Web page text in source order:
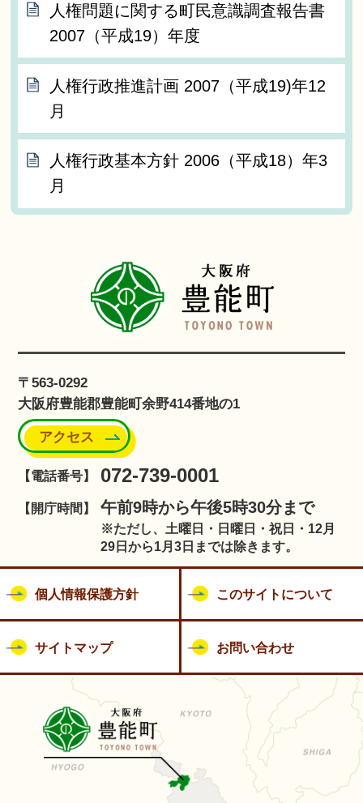
人権問題に関する町民意識調査報告書
2007（平成19）年度
人権行政推進計画 2007（平成19)年12
月
人権行政基本方針 2006（平成18）年3
月
〒563-0292
大阪府豊能郡豊能町余野414番地の1
アクセス
【電話番号】 072-739-0001
【開庁時間】 午前9時から午後5時30分まで
※ただし、土曜日・日曜日・祝日・12月
29日から1月3日までは除きます。
個人情報保護方針 このサイトについて
サイトマップ お問い合わせ